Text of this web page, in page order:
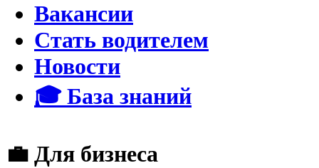
Вакансии
Стать водителем
Новости
🎓 База знаний
💼 Для бизнеса